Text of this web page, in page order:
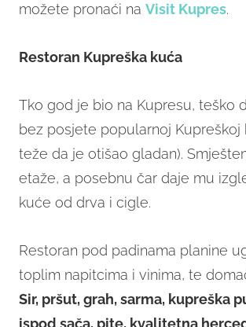
možete pronaći na Visit Kupres.
Restoran Kupreška kuća
Tko god je bio na Kupresu, teško
bez posjete popularnoj Kupreškoj
teže da je otišao gladan).
etaže, a posebnu čar daje mu
kuće od drva i cigle.
Restoran pod padinama planine
toplim napitcima i vinima, te
Sir, pršut, grah, sarma, kupreška